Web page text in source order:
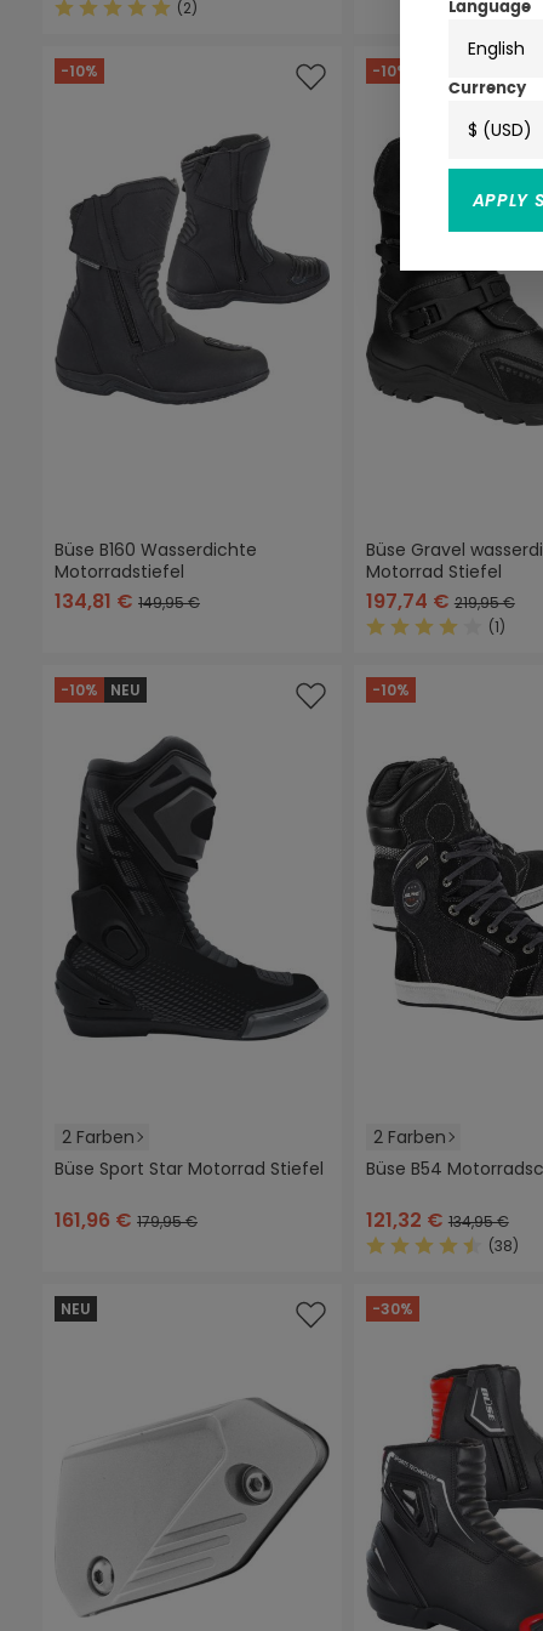
Durchschnittliche Bewertung von 5 von 5 Sternen
(2)
-10%
Büse B160 Wasserdichte
Motorradstiefel
134,81 € 149,95 €
-10%
Büse Gravel
Motorrad Stiefel
197,74 € 219,95 €
(1)
-10% NEU
2 Farben
schwarz/anthrazit
Büse Sport Star Motorrad Stiefel
161,96 € 179,95 €
-10%
2 Farben
schwarz
Büse B54
121,32 € 134,95 €
(38)
NEU -30%
Language
English
Currency
$ (USD)
APPLY